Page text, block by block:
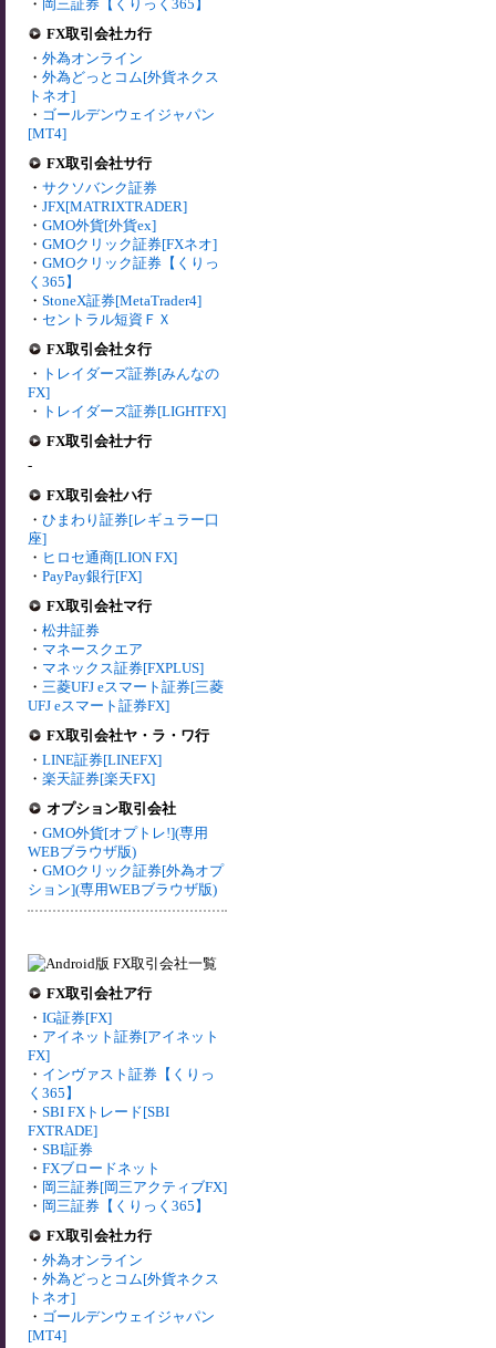
・ 岡三証券【くりっく365】
FX取引会社カ行
・ 外為オンライン
・ 外為どっとコム[外貨ネクス
トネオ]
・ ゴールデンウェイジャパン
[MT4]
FX取引会社サ行
・ サクソバンク証券
・ JFX[MATRIXTRADER]
・ GMO外貨[外貨ex]
・ GMOクリック証券[FXネオ]
・ GMOクリック証券【くりっ
く365】
・ StoneX証券[MetaTrader4]
・ セントラル短資ＦＸ
FX取引会社タ行
・ トレイダーズ証券[みんなの
FX]
・ トレイダーズ証券[LIGHTFX]
FX取引会社ナ行
-
FX取引会社ハ行
・ ひまわり証券[レギュラー口
座]
・ ヒロセ通商[LION FX]
・ PayPay銀行[FX]
FX取引会社マ行
・ 松井証券
・ マネースクエア
・ マネックス証券[FXPLUS]
・ 三菱UFJ eスマート証券[三菱
UFJ eスマート証券FX]
FX取引会社ヤ・ラ・ワ行
・ LINE証券[LINEFX]
・ 楽天証券[楽天FX]
オプション取引会社
・ GMO外貨[オプトレ!](専用
WEBブラウザ版)
・ GMOクリック証券[外為オプ
ション](専用WEBブラウザ版)
FX取引会社ア行
・ IG証券[FX]
・ アイネット証券[アイネット
FX]
・ インヴァスト証券【くりっ
く365】
・ SBI FXトレード[SBI
FXTRADE]
・ SBI証券
・ FXブロードネット
・ 岡三証券[岡三アクティブFX]
・ 岡三証券【くりっく365】
FX取引会社カ行
・ 外為オンライン
・ 外為どっとコム[外貨ネクス
トネオ]
・ ゴールデンウェイジャパン
[MT4]